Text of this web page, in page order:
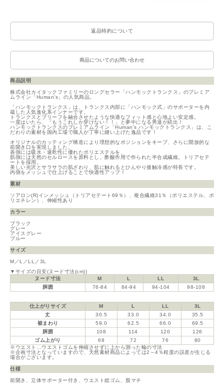
返品特約について
商品についてのお問い合わせ
商品説明
株式会社カイタックファミリーのロングセラー「ハンモックトランクス」のプレミア
ムライン「Human's」の人気商品。
「ハンモックトランクス」は、トランクス内部に「ハンモック式」のサポーターを内
蔵した人気進化系インナーです。
トランクスとブリーフを融合させたような快適なフィット感と心地よい安定感。
一度はいたら、「もうこれしか穿けない！！」と夢中になる男達が続出！
ハンモックトランクスのプレミアムライン「Human's ハンモックトランクス」は、こ
だわりの素材を国内工場で職人が丁寧に縫い上げた逸品です！
オリジナルのカッティング構造により理想的なポジションをキープ、さらに開放的な
前開き口を実現しました。
表側には吸水・速乾性に優れたポリエステルを、
肌側には天然のセルロースを原料とし、酢酸作用で作られた半合成繊維。トリアセテ
ートを採用。
美しい光沢とサラサラの肌ざわり、肌に触れるとひんやり接触冷感が特長です。
内側をメッシュで仕上げることで快適性アップ！
素材
ソアロン(R)インメッシュ（トリアセテート69％）、複合繊維31％（ポリエステル、ポ
リエチレン）、伸縮性あり
カラー
ブラック
グレー
アイスグレー
ブルー
サイズ
M／L／LL／3L
▼サイズの目安(ヌード寸法(cm))
ヌード寸法
M L LL
3L
胴囲
76-84 84-94 94-104 98-108
仕上がりサイズ M L LL
3L
丈
30.5 33.0 34.0
35.5
裾まわり
59.0 62.5 66.0
69.5
胴囲
108 114 120
126
ゴム上がり
68 72 76
80
※ウエスト…ウエストゴムを伸縮させずに上から測った輪の寸法
※企画寸法となっていますので、天然素材商品によっては2～4％程度の誤差が生じる
場合がございます。
仕様
前開き、立体サポーター付き、ウエスト総ゴム、股マチ